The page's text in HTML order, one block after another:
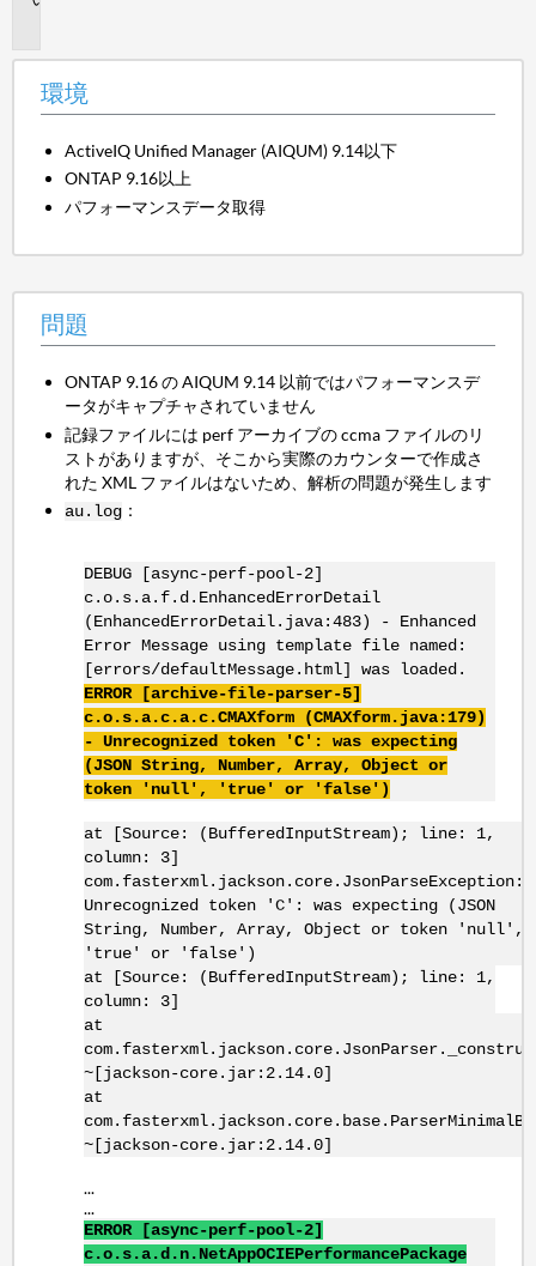
環境
ActiveIQ Unified Manager (AIQUM) 9.14以下
ONTAP 9.16以上
パフォーマンスデータ取得
問題
ONTAP 9.16 の AIQUM 9.14 以前ではパフォーマンスデ
ータがキャプチャされていません
記録ファイルには perf アーカイブの ccma ファイルのリ
ストがありますが、そこから実際のカウンターで作成さ
れた XML ファイルはないため、解析の問題が発生します
au.log ：
DEBUG [async-perf-pool-2]
c.o.s.a.f.d.EnhancedErrorDetail
(EnhancedErrorDetail.java:483) - Enhanced
Error Message using template file named:
[errors/defaultMessage.html] was loaded.
ERROR [archive-file-parser-5]
c.o.s.a.c.a.c.CMAXform (CMAXform.java:179)
- Unrecognized token 'C': was expecting
(JSON String, Number, Array, Object or
token 'null', 'true' or 'false')
at [Source: (BufferedInputStream); line: 1,
column: 3]
com.fasterxml.jackson.core.JsonParseException:
Unrecognized token 'C': was expecting (JSON
String, Number, Array, Object or token 'null',
'true' or 'false')
at [Source: (BufferedInputStream); line: 1,
column: 3]
at
~[jackson-core.jar:2.14.0]
at
~[jackson-core.jar:2.14.0]
...
...
ERROR [async-perf-pool-2]
c.o.s.a.d.n.NetAppOCIEPerformancePackage